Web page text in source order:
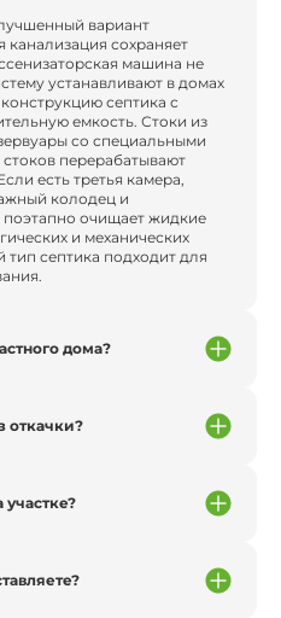
вариант
сохраняет
машина не
устанавливают в домах
септика с
емкость. Стоки из
со специальными
перерабатывают
есть третья камера,
колодец и
поэтапно очищает жидкие
и механических
септика подходит для
дома?
откачки?
участке?